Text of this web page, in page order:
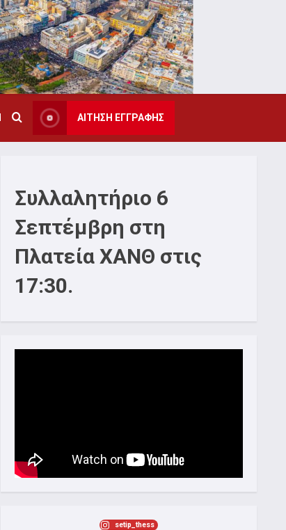
ΑΙΤΗΣΗ ΕΓΓΡΑΦΗΣ
Συλλαλητήριο 6
Σεπτέμβρη στη
Πλατεία ΧΑΝΘ στις
17:30.
setip_thess